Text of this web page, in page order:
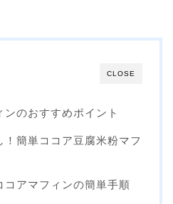
CLOSE
のおすすめポイント
！簡単ココア豆腐米粉マフ
コアマフィンの簡単手順